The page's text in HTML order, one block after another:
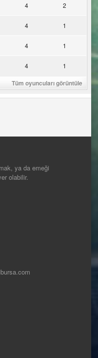
4 2
4 1
4 1
4 1
Tüm oyuncuları görüntüle
ya da emeği
olabilir.